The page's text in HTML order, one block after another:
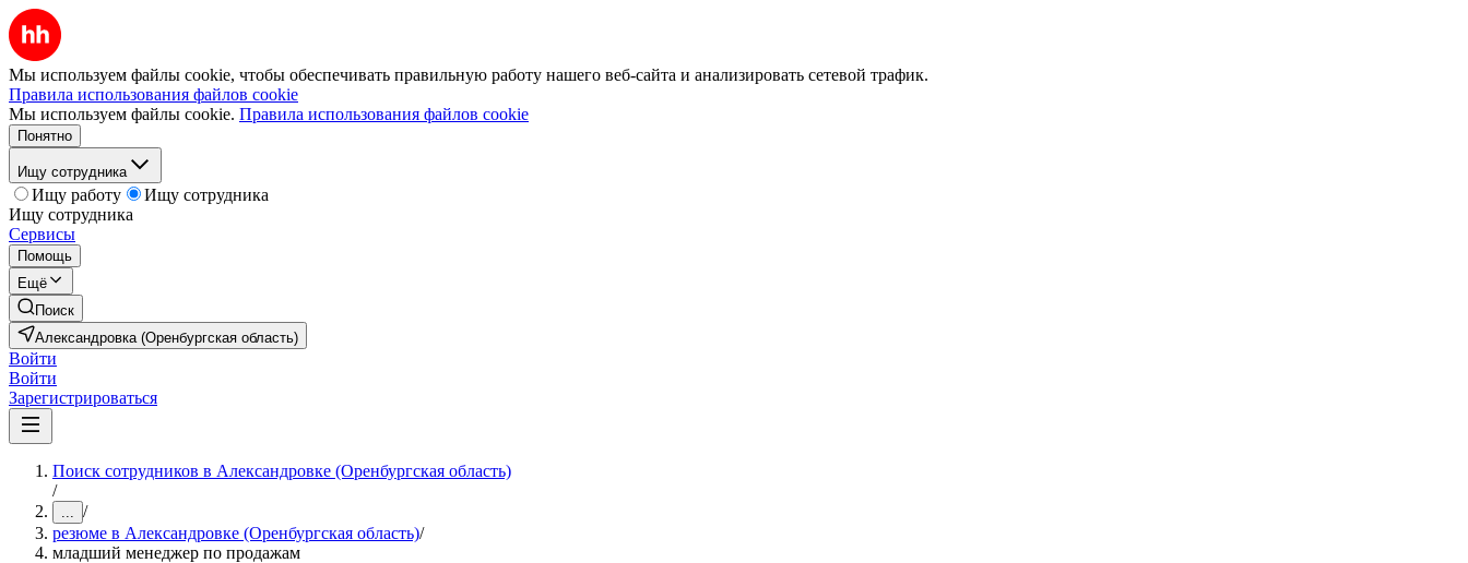
Мы используем файлы cookie, чтобы обеспечивать правильную работу нашего веб-сайта и анализировать сетевой трафик.
Правила использования файлов cookie
Мы используем файлы cookie. Правила использования файлов cookie
Понятно
Ищу сотрудника
Ищу работу
Ищу сотрудника
Ищу сотрудника
Сервисы
Помощь
Ещё
Поиск
Александровка (Оренбургская область)
Войти
Войти
Зарегистрироваться
Поиск сотрудников в Александровке (Оренбургская область)
/
... /
резюме в Александровке (Оренбургская область)/
младший менеджер по продажам